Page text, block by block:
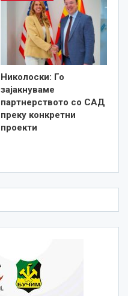
Николоски: Го
зајакнуваме
партнерството со САД
преку конкретни
проекти